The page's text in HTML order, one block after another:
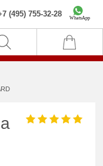
(495) 755-32-28 WhatsApp